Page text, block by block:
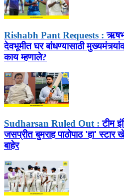
Rishabh Pant Requests : ऋषभ
देवभूमीत घर बांधण्यासाठी
काय म्हणाले?
Sudharsan Ruled Out : टीम
जसप्रीत बुमराह पाठोपाठ 'हा'
बाहेर